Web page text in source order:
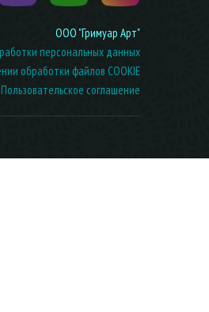
ООО "Гримуар Арт"
персональных данных
обработки файлов COOKIE
Пользовательское соглашение